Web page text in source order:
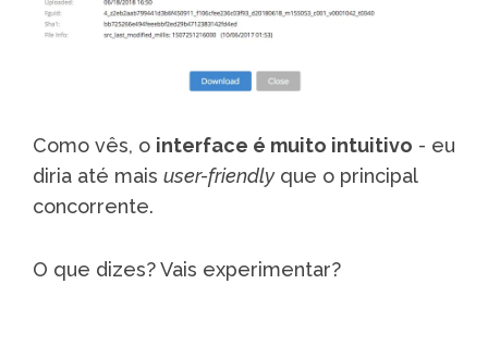
Como vês, o interface é muito intuitivo - eu
diria até mais user-friendlyque o principal
concorrente.
O que dizes? Vais experimentar?